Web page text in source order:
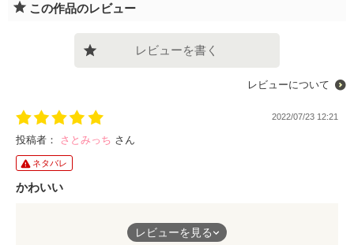
この作品のレビュー
レビューを書く
レビューについて
2022/07/23 12:21
投稿者： さとみっち さん
ネタバレ
かわいい
こうめいが可愛い。妻に必死に告白するシーンが目茶苦茶可愛
い。ニヤニヤしてしまうお話です。お奨めです。
レビューを見る